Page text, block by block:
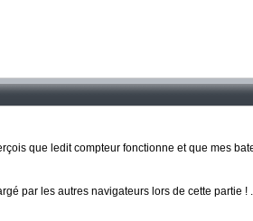
que ledit compteur fonctionne et que mes
par les autres navigateurs lors de cette partie